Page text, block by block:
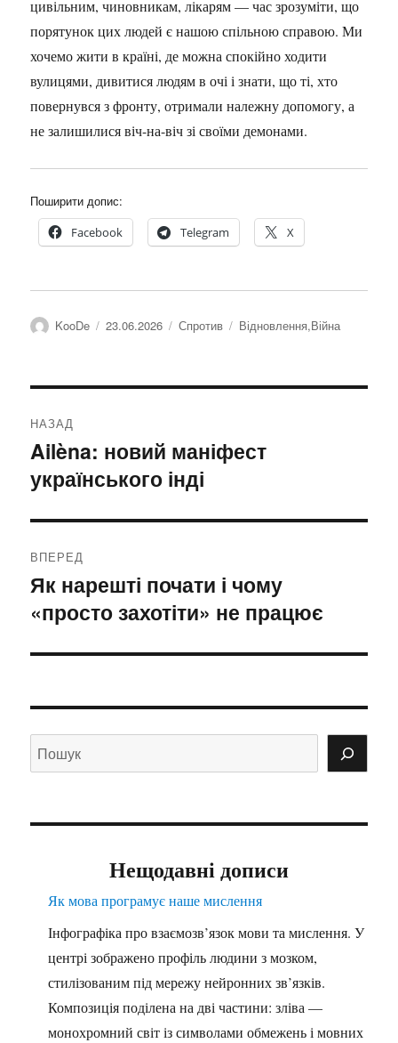
цивільним, чиновникам, лікарям — час зрозуміти, що
порятунок цих людей є нашою спільною справою. Ми
хочемо жити в країні, де можна спокійно ходити
вулицями, дивитися людям в очі і знати, що ті, хто
повернувся з фронту, отримали належну допомогу, а
не залишилися віч-на-віч зі своїми демонами.
Поширити допис:
Facebook Telegram X
Автор
KooDe Оприлюднено
23.06.2026 Категорії
Спротив Позначки
Відновлення,Війна
записів
НАЗАД
Попередній
запис:
Ailèna: новий маніфест
українського інді
ВПЕРЕД
Наступний
запис:
Як нарешті почати і чому
«просто захотіти» не працює
Нещодавні дописи
Як мова програмує наше мислення
Інфографіка про взаємозв’язок мови та мислення. У
центрі зображено профіль людини з мозком,
стилізованим під мережу нейронних зв’язків.
Композиція поділена на дві частини: зліва —
монохромний світ із символами обмежень і мовних